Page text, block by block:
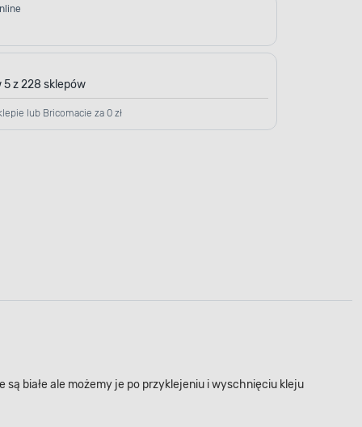
5 z 228 sklepów
lub Bricomacie za 0 zł
białe ale możemy je po przyklejeniu i wyschnięciu kleju